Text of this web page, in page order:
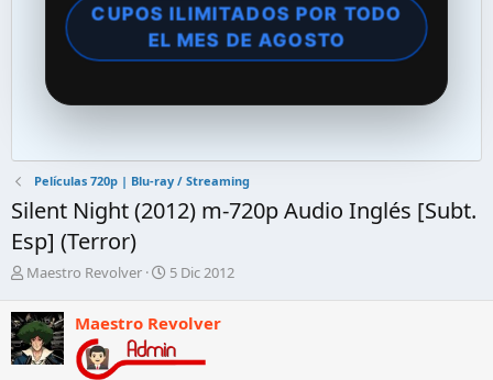
CUPOS ILIMITADOS POR TODO
EL MES DE AGOSTO
Películas 720p | Blu-ray / Streaming
Silent Night (2012) m-720p Audio Inglés [Subt.
Esp] (Terror)
A
t
o
r
d
Maestro Revolver
F
h
a
d
5 Dic 2012
Maestro Revolver